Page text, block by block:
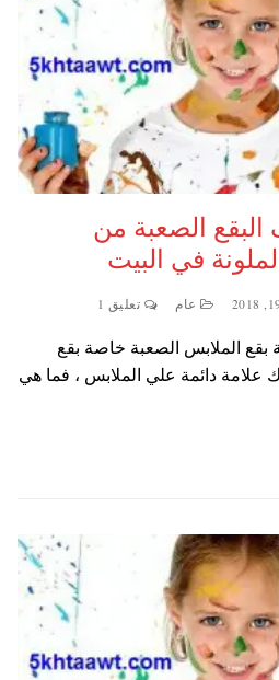
الصعبة من
في البيت
عام تعليق 1
بقع الملابس الصعبة خاصة بقع
علامة دائمة علي الملابس ، فما هي